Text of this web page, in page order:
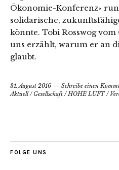
Ökonomie-Konferenz«
solidarische,
könnte. Tobi Rosswog
uns erzählt, warum er an
glaubt.
31. August 2016
Schreibe einen
Aktuell/Gesellschaft /HOHE LUFT/
FOLGE UNS